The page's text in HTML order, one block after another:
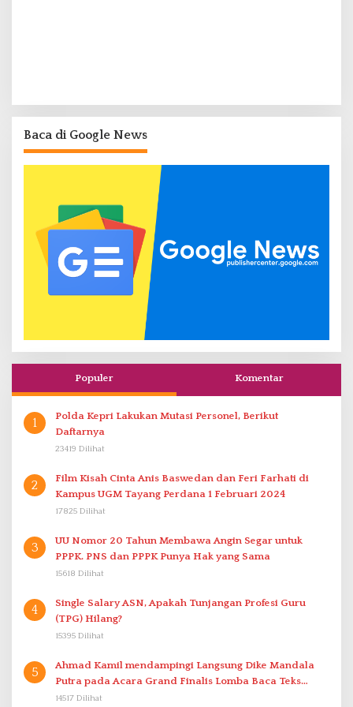
Baca di Google News
Populer Komentar
1
Polda Kepri Lakukan Mutasi Personel, Berikut
Daftarnya
23419 Dilihat
2
Film Kisah Cinta Anis Baswedan dan Feri Farhati di
Kampus UGM Tayang Perdana 1 Februari 2024
17825 Dilihat
3
UU Nomor 20 Tahun Membawa Angin Segar untuk
PPPK. PNS dan PPPK Punya Hak yang Sama
15618 Dilihat
4
Single Salary ASN, Apakah Tunjangan Profesi Guru
(TPG) Hilang?
15395 Dilihat
5
Ahmad Kamil mendampingi Langsung Dike Mandala
Putra pada Acara Grand Finalis Lomba Baca Teks
Proklamasi Mirip Bung Karno di Bali
14517 Dilihat